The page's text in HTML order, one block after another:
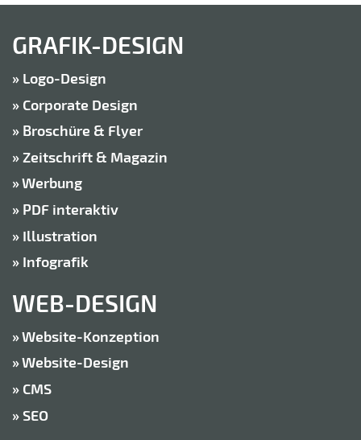
GRAFIK-DESIGN
Logo-Design
Corporate Design
Broschüre & Flyer
Zeitschrift & Magazin
Werbung
PDF interaktiv
Illustration
Infografik
WEB-DESIGN
Website-Konzeption
Website-Design
CMS
SEO